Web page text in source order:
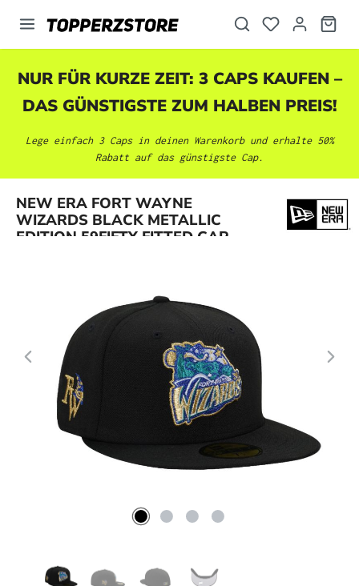
springen
NUR FÜR KURZE ZEIT: 3 CAPS KAUFEN –
DAS GÜNSTIGSTE ZUM HALBEN PREIS!
Lege einfach 3 Caps in deinen Warenkorb und erhalte 50%
Rabatt auf das günstigste Cap.
NEW ERA FORT WAYNE
WIZARDS BLACK METALLIC
EDITION 59FIFTY FITTED CAP
Bildergalerie überspringen